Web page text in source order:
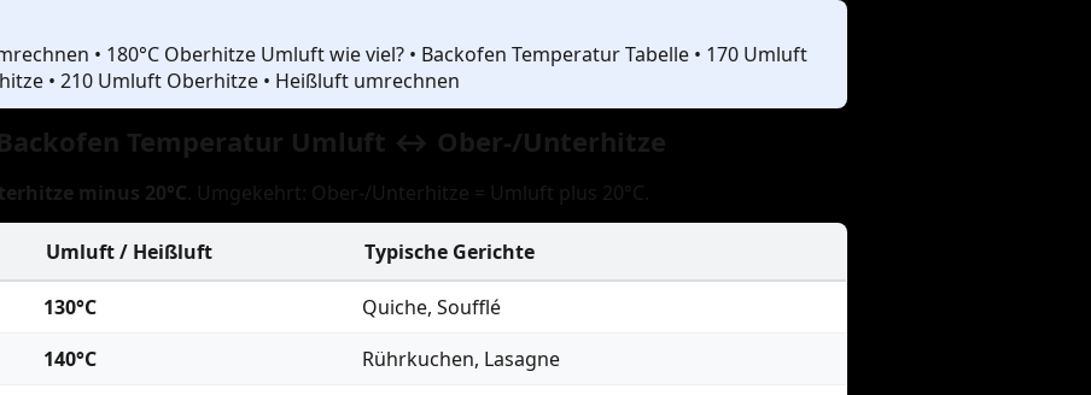
• 180°C Oberhitze Umluft wie viel? • Backofen Temperatur Tabelle • 170 Umluft
• 210 Umluft Oberhitze • Heißluft umrechnen
Temperatur Umluft ↔ Ober-/Unterhitze
minus 20°C. Umgekehrt: Ober-/Unterhitze = Umluft plus 20°C.
Umluft / Heißluft Typische Gerichte
130°C
Quiche, Soufflé
140°C
Rührkuchen, Lasagne